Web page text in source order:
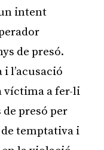
intent
de presó.
i l’acusació
víctima a fer-li
de presó per
temptativa i